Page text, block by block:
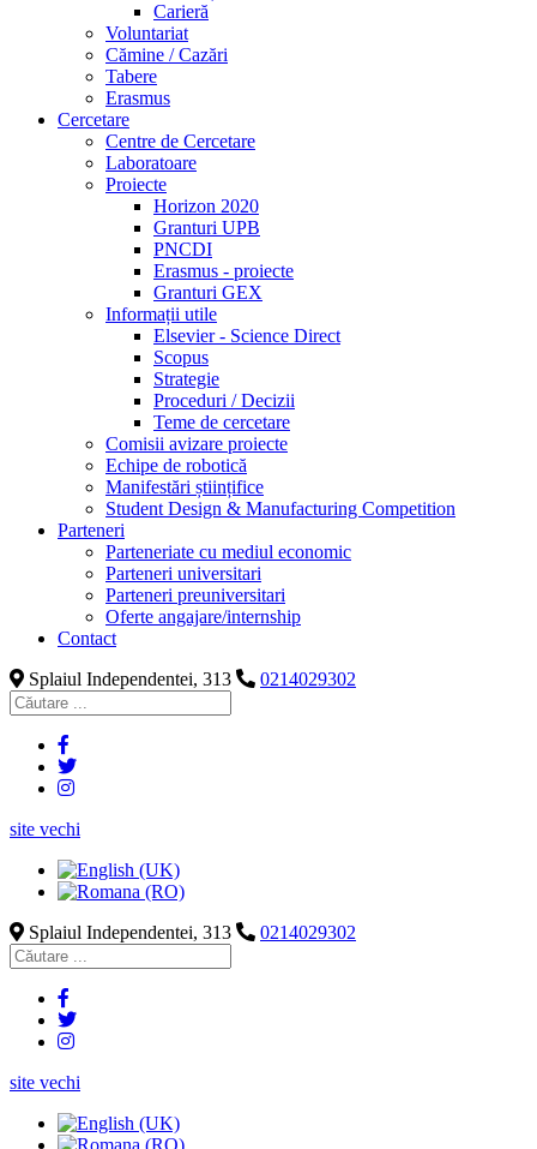
Carieră
Voluntariat
Cămine / Cazări
Tabere
Erasmus
Cercetare
Centre de Cercetare
Laboratoare
Proiecte
Horizon 2020
Granturi UPB
PNCDI
Erasmus - proiecte
Granturi GEX
Informații utile
Elsevier - Science Direct
Scopus
Strategie
Proceduri / Decizii
Teme de cercetare
Comisii avizare proiecte
Echipe de robotică
Manifestări științifice
Student Design & Manufacturing Competition
Parteneri
Parteneriate cu mediul economic
Parteneri universitari
Parteneri preuniversitari
Oferte angajare/internship
Contact
Splaiul Independentei, 313
0214029302
site vechi
Splaiul Independentei, 313 0214029302
site vechi